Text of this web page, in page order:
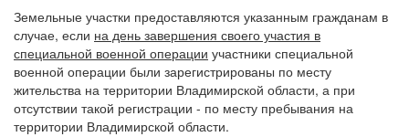
Земельные участки предоставляются указанным гражданам в
случае, если на день завершения своего участия в
специальной военной операции участники специальной
военной операции были зарегистрированы по месту
жительства на территории Владимирской области, а при
отсутствии такой регистрации - по месту пребывания на
территории Владимирской области.